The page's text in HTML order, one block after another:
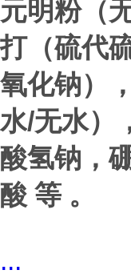
元明粉（
打（硫代
氧化钠）
水/无水）
酸氢钠，
酸 等 。
...